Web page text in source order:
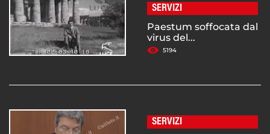
SERVIZI
Paestum soffocata dal
virus del...
5194
SERVIZI